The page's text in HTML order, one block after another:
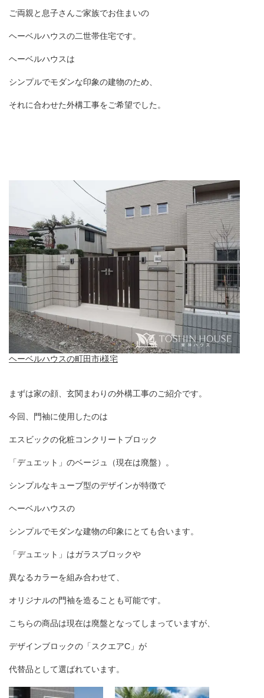
ご両親と息子さんご家族でお住まいの
ヘーベルハウスの二世帯住宅です。
ヘーベルハウスは
シンプルでモダンな印象の建物のため、
それに合わせた外構工事をご希望でした。
ヘーベルハウスの町田市i様宅
まずは家の顔、玄関まわりの外構工事のご紹介です。
今回、門袖に使用したのは
エスビックの化粧コンクリートブロック
「デュエット」のベージュ（現在は廃盤）。
シンプルなキューブ型のデザインが特徴で
ヘーベルハウスの
シンプルでモダンな建物の印象にとても合います。
「デュエット」はガラスブロックや
異なるカラーを組み合わせて、
オリジナルの門袖を造ることも可能です。
こちらの商品は現在は廃盤となってしまっていますが、
デザインブロックの「スクエアC 」が
代替品として選ばれています。